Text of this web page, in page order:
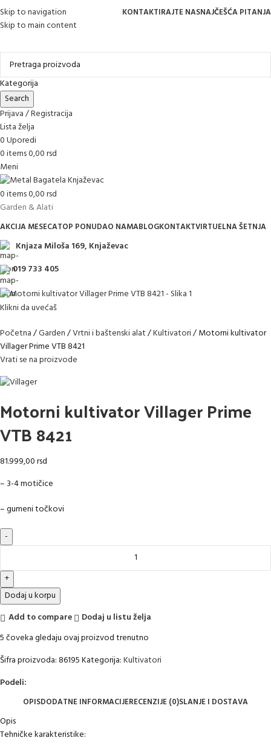
Skip to navigation
Skip to main content
KONTAKTIRAJTE NASNAJČEŠĆA PITANJA
Online kupovina, vaša nova rutina!
Kategorija
Search
Prijava / Registracija
Lista želja
0Uporedi
0items0,00rsd
Meni
0items0,00rsd
Garden & Alati
AKCIJA MESECATOP PONUDAO NAMABLOGKONTAKTVIRTUELNA ŠETNJA
Knjaza Miloša 169, Knjaževac
019 733 405
Klikni da uvećaš
Početna Garden Vrtni i baštenski alat Kultivatori Motorni kultivator
Villager Prime VTB 8421
Vrati se na proizvode
Motorni kultivator Villager Prime
VTB 8421
81.999,00rsd
– 3-4 motičice
– gumeni točkovi
Dodaj u korpu
Add to compare
Dodaj u listu želja
5čoveka gledaju ovaj proizvod trenutno
Šifra proizvoda:86195Kategorija:Kultivatori
Podeli:
OPISDODATNE INFORMACIJERECENZIJE (0)SLANJE I DOSTAVA
Opis
Tehničke karakteristike: